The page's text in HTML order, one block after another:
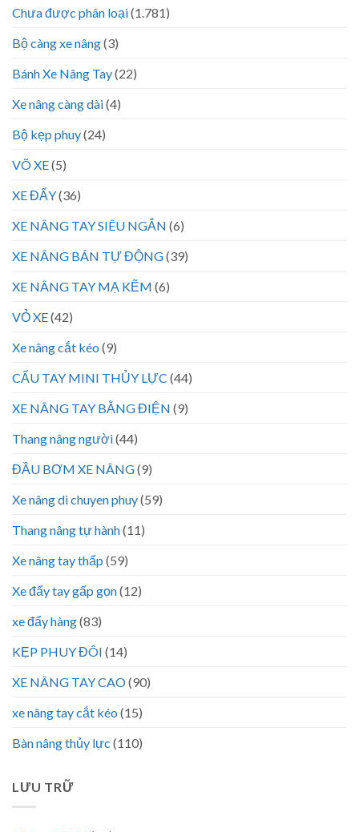
Chưa được phân loại(1.781)
Bộ càng xe nâng(3)
Bánh Xe Nâng Tay(22)
Xe nâng càng dài(4)
Bộ kẹp phuy(24)
VÕ XE(5)
XE ĐẨY(36)
XE NÂNG TAY SIÊU NGẮN (6)
XE NÂNG BÁN TỰ ĐỘNG(39)
XE NÂNG TAY MẠ KẼM (6)
VỎ XE(42)
Xe nâng cắt kéo (9)
CẨU TAY MINI THỦY LỰC (44)
XE NÂNG TAY BẰNG ĐIỆN (9)
Thang nâng người(44)
ĐẦU BƠM XE NÂNG(9)
Xe nâng di chuyen phuy(59)
Thang nâng tự hành(11)
Xe nâng tay thấp (59)
Xe đẩy tay gấp gọn(12)
xe đẩy hàng(83)
KẸP PHUY ĐÔI (14)
XE NÂNG TAY CAO(90)
xe nâng tay cắt kéo (15)
Bàn nâng thủy lực (110)
LƯU TRỮ